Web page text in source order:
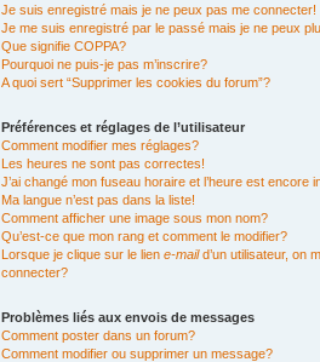
Je suis enregistré mais je ne peux pas me connecter!
Je me suis enregistré par le passé mais je ne peux
Que signifie COPPA?
Pourquoi ne puis-je pas m’inscrire?
A quoi sert “Supprimer les cookies du forum”?
Préférences et réglages de l’utilisateur
Comment modifier mes réglages?
Les heures ne sont pas correctes!
J’ai changé mon fuseau horaire et l’heure est encore
Ma langue n’est pas dans la liste!
Comment afficher une image sous mon nom?
Qu’est-ce que mon rang et comment le modifier?
Lorsque je clique sur le lien e-maild’un utilisateur, on
connecter?
Problèmes liés aux envois de messages
Comment poster dans un forum?
Comment modifier ou supprimer un message?